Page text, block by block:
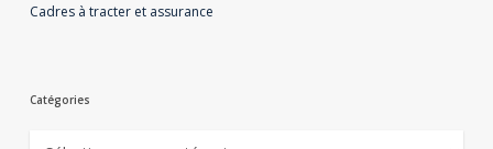
Cadres à tracter et assurance
Catégories